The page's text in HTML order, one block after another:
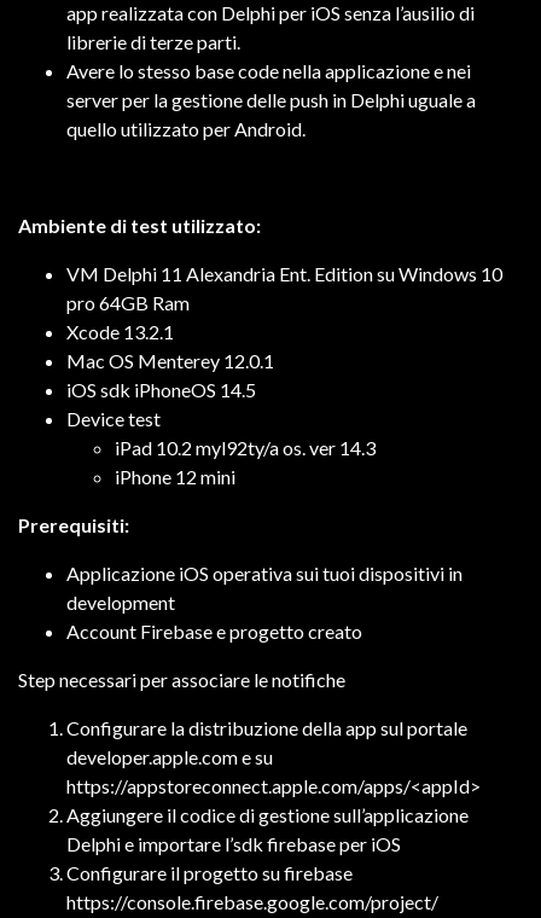
app realizzata con Delphi per iOS senza l’ausilio di
librerie di terze parti.
Avere lo stesso base code nella applicazione e nei
server per la gestione delle push in Delphi uguale a
quello utilizzato per Android.
Ambiente di test utilizzato:
VM Delphi 11 Alexandria Ent. Edition su Windows 10
pro 64GB Ram
Xcode 13.2.1
Mac OS Menterey 12.0.1
iOS sdk iPhoneOS 14.5
Device test
iPad 10.2 myl92ty/a os. ver 14.3
iPhone 12 mini
Prerequisiti:
Applicazione iOS operativa sui tuoi dispositivi in
development
Account Firebase e progetto creato
Step necessari per associare le notifiche
Configurare la distribuzione della app sul portale
developer.apple.com e su
https://appstoreconnect.apple.com/apps/<appId>
Aggiungere il codice di gestione sull’applicazione
Delphi e importare l’sdk firebase per iOS
Configurare il progetto su firebase
https://console.firebase.google.com/project/